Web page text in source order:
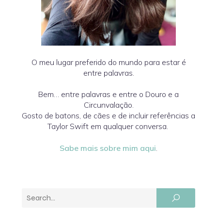
O meu lugar preferido do mundo para estar é
entre palavras.
Bem… entre palavras e entre o Douro e a
Circunvalação.
Gosto de batons, de cães e de incluir referências a
Taylor Swift em qualquer conversa.
Sabe mais sobre mim aqui